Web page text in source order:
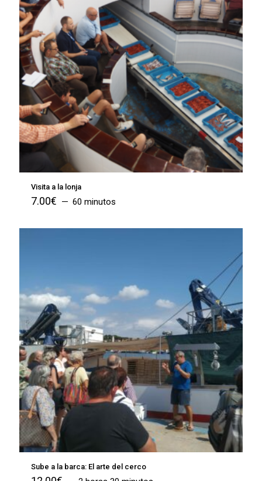
Visita a la lonja
7.00€ 60 minutos
Sube a la barca: El arte del cerco